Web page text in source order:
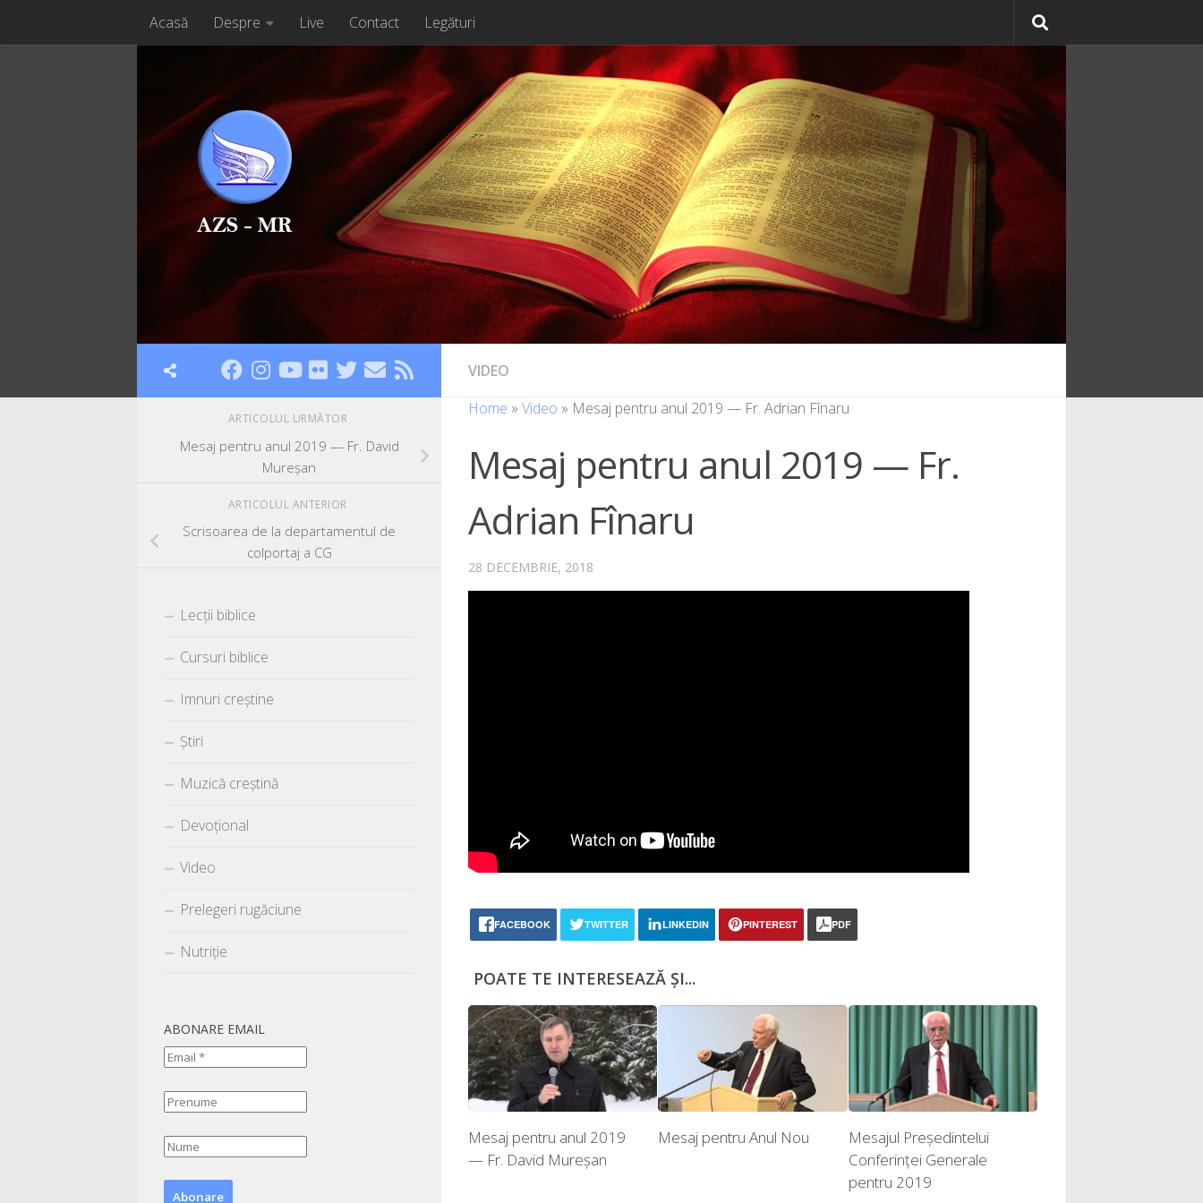
Acasă Despre Live Contact Legături
VIDEO
Home » Video » Mesaj pentru anul 2019 — Fr. Adrian Fînaru
Mesaj pentru anul 2019 — Fr.
Adrian Fînaru
28 DECEMBRIE, 2018
FACEBOOK TWITTER LINKEDIN PINTEREST PDF
POATE TE INTERESEAZĂ ȘI...
Mesaj pentru anul 2019
— Fr. David Mureșan
Mesaj pentru Anul Nou
Mesajul Președintelui
Conferinței Generale
pentru 2019
ARTICOLUL URMĂTOR
Mesaj pentru anul 2019 — Fr. David
Mureșan
ARTICOLUL ANTERIOR
Scrisoarea de la departamentul de
colportaj a CG
Lecții biblice
Cursuri biblice
Imnuri creștine
Știri
Muzică creștină
Devoțional
Video
Prelegeri rugăciune
Nutriție
ABONARE EMAIL